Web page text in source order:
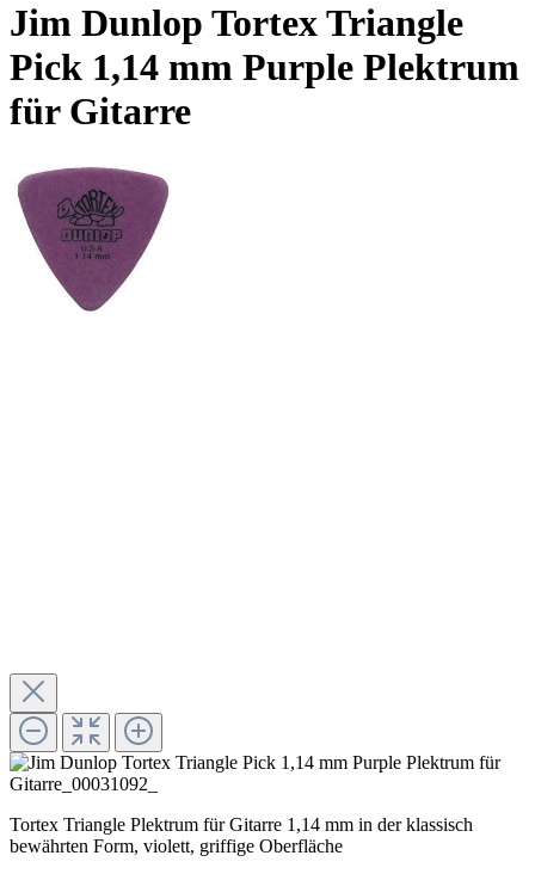
Jim Dunlop Tortex Triangle
Pick 1,14 mm Purple Plektrum
für Gitarre
Tortex Triangle Plektrum für Gitarre 1,14 mm in der klassisch
bewährten Form, violett, griffige Oberfläche